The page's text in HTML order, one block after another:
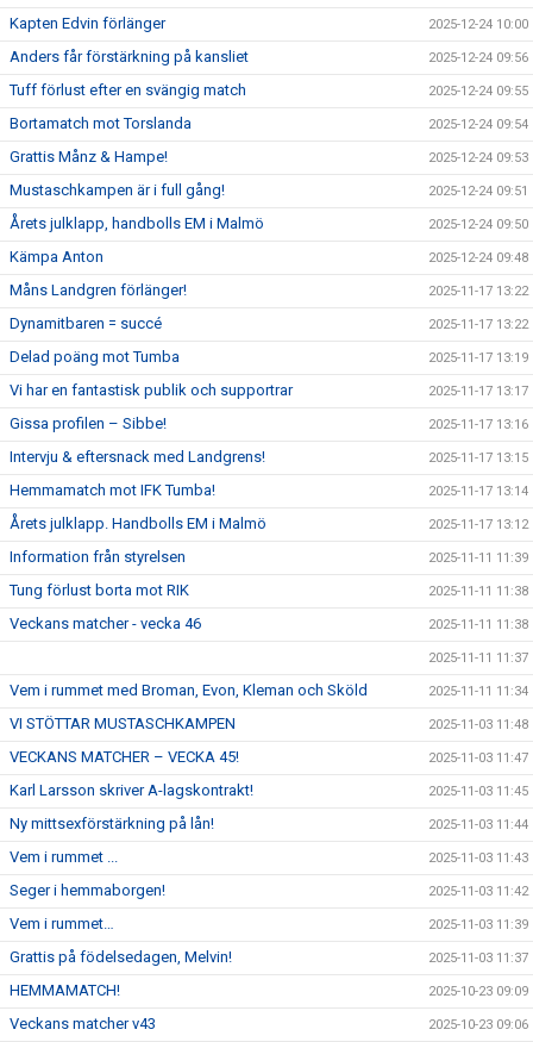
Kapten Edvin förlänger 2025-12-24 10:00
Anders får förstärkning på kansliet 2025-12-24 09:56
Tuff förlust efter en svängig match 2025-12-24 09:55
Bortamatch mot Torslanda 2025-12-24 09:54
Grattis Månz & Hampe! 2025-12-24 09:53
Mustaschkampen är i full gång! 2025-12-24 09:51
Årets julklapp, handbolls EM i Malmö 2025-12-24 09:50
Kämpa Anton 2025-12-24 09:48
Måns Landgren förlänger! 2025-11-17 13:22
Dynamitbaren = succé 2025-11-17 13:22
Delad poäng mot Tumba 2025-11-17 13:19
Vi har en fantastisk publik och supportrar 2025-11-17 13:17
Gissa profilen – Sibbe! 2025-11-17 13:16
Intervju & eftersnack med Landgrens! 2025-11-17 13:15
Hemmamatch mot IFK Tumba! 2025-11-17 13:14
Årets julklapp. Handbolls EM i Malmö 2025-11-17 13:12
Information från styrelsen 2025-11-11 11:39
Tung förlust borta mot RIK 2025-11-11 11:38
Veckans matcher - vecka 46 2025-11-11 11:38
2025-11-11 11:37
Vem i rummet med Broman, Evon, Kleman och Sköld 2025-11-11 11:34
VI STÖTTAR MUSTASCHKAMPEN 2025-11-03 11:48
VECKANS MATCHER – VECKA 45! 2025-11-03 11:47
Karl Larsson skriver A-lagskontrakt! 2025-11-03 11:45
Ny mittsexförstärkning på lån! 2025-11-03 11:44
Vem i rummet ... 2025-11-03 11:43
Seger i hemmaborgen! 2025-11-03 11:42
Vem i rummet… 2025-11-03 11:39
Grattis på födelsedagen, Melvin! 2025-11-03 11:37
HEMMAMATCH! 2025-10-23 09:09
Veckans matcher v43 2025-10-23 09:06